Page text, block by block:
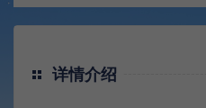
详情介绍